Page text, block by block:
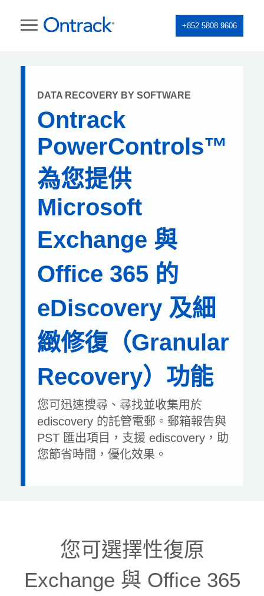
+852 5808 9606
DATA RECOVERY BY SOFTWARE
Ontrack
PowerControls™
為您提供
Microsoft
Exchange 與
Office 365 的
eDiscovery 及細
緻修復（Granular
Recovery）功能
您可迅速搜尋、尋找並收集用於
ediscovery 的託管電郵。郵箱報告與
PST 匯出項目，支援 ediscovery，助
您節省時間，優化效果。
您可選擇性復原
Exchange 與 Office 365